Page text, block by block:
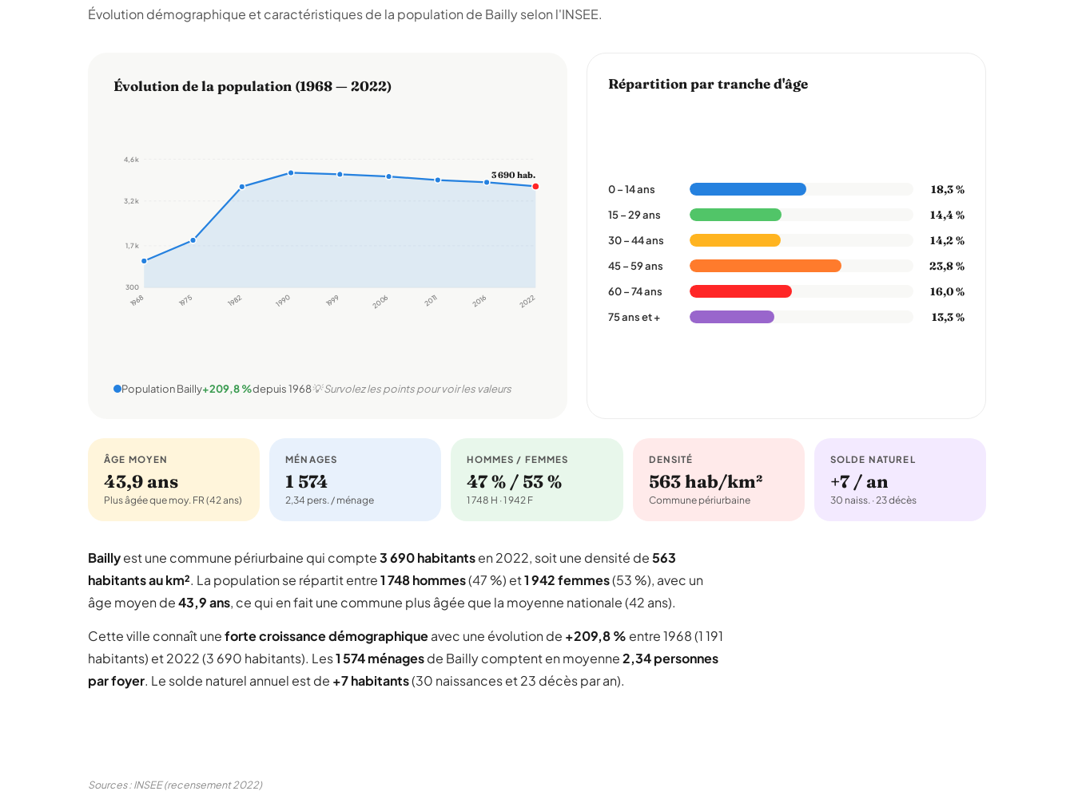
Évolution démographique et caractéristiques de la population de Bailly selon l'INSEE.
Évolution de la population (1968 — 2022)
300
1,7 k
3,2 k
4,6 k
1968 1975 1982 1990 1999 2006 2011 2016 2022
3 690 hab.
Population Bailly+209,8 %depuis 1968💡 Survolez les points pour voir les valeurs
Répartition par tranche d'âge
0 – 14 ans 18,3 %
15 – 29 ans 14,4 %
30 – 44 ans 14,2 %
45 – 59 ans 23,8 %
60 – 74 ans 16,0 %
75 ans et + 13,3 %
ÂGE MOYEN
43,9 ans
Plus âgée que moy. FR (42 ans)
MÉNAGES
1 574
2,34 pers. / ménage
HOMMES / FEMMES
47 % / 53 %
1 748 H · 1 942 F
DENSITÉ
563 hab/km²
Commune périurbaine
SOLDE NATUREL
+7 / an
30 naiss. · 23 décès
Baillyest une commune périurbaine qui compte3 690 habitantsen 2022, soit une densité de563
habitants au km². La population se répartit entre1 748 hommes(47 %) et1 942 femmes(53 %), avec un
âge moyen de43,9 ans, ce qui en fait une commune plus âgée que la moyenne nationale (42 ans).
Cette ville connaît uneforte croissance démographiqueavec une évolution de +209,8 % entre 1968 (1 191
habitants) et 2022 (3 690 habitants). Les1 574 ménagesde Bailly comptent en moyenne2,34 personnes
par foyer. Le solde naturel annuel est de +7 habitants(30 naissances et 23 décès par an).
Sources : INSEE (recensement 2022)